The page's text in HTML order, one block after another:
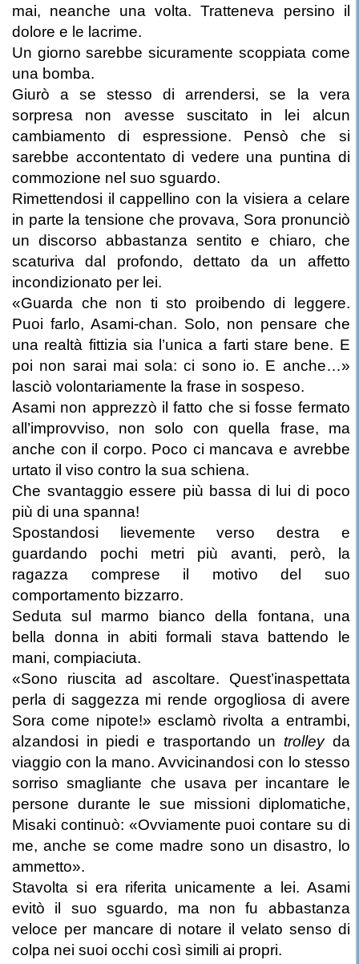
mai, neanche una volta. Tratteneva persino il
dolore e le lacrime.
Un giorno sarebbe sicuramente scoppiata come
una bomba.
Giurò a se stesso di arrendersi, se la vera
sorpresa non avesse suscitato in lei alcun
cambiamento di espressione. Pensò che si
sarebbe accontentato di vedere una puntina di
commozione nel suo sguardo.
Rimettendosi il cappellino con la visiera a celare
in parte la tensione che provava, Sora pronunciò
un discorso abbastanza sentito e chiaro, che
scaturiva dal profondo, dettato da un affetto
incondizionato per lei.
«Guarda che non ti sto proibendo di leggere.
Puoi farlo, Asami-chan. Solo, non pensare che
una realtà fittizia sia l’unica a farti stare bene. E
poi non sarai mai sola: ci sono io. E anche…»
lasciò volontariamente la frase in sospeso.
Asami non apprezzò il fatto che si fosse fermato
all’improvviso, non solo con quella frase, ma
anche con il corpo. Poco ci mancava e avrebbe
urtato il viso contro la sua schiena.
Che svantaggio essere più bassa di lui di poco
più di una spanna!
Spostandosi lievemente verso destra e
guardando pochi metri più avanti, però, la
ragazza comprese il motivo del suo
comportamento bizzarro.
Seduta sul marmo bianco della fontana, una
bella donna in abiti formali stava battendo le
mani, compiaciuta.
«Sono riuscita ad ascoltare. Quest’inaspettata
perla di saggezza mi rende orgogliosa di avere
Sora come nipote!» esclamò rivolta a entrambi,
alzandosi in piedi e trasportando un trolleyda
viaggio con la mano. Avvicinandosi con lo stesso
sorriso smagliante che usava per incantare le
persone durante le sue missioni diplomatiche,
Misaki continuò: «Ovviamente puoi contare su di
me, anche se come madre sono un disastro, lo
ammetto».
Stavolta si era riferita unicamente a lei. Asami
evitò il suo sguardo, ma non fu abbastanza
veloce per mancare di notare il velato senso di
colpa nei suoi occhi così simili ai propri.